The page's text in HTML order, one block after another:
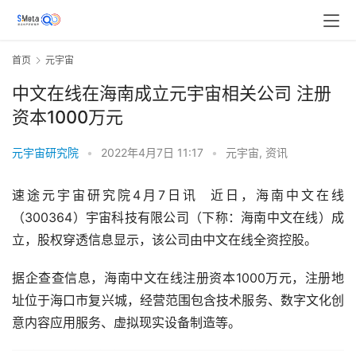
首页 元宇宙
中文在线在海南成立元宇宙相关公司 注册
资本1000万元
元宇宙研究院 • 2022年4月7日 11:17 • 元宇宙, 资讯
速途元宇宙研究院4月7日讯  近日，海南中文在线
（300364）宇宙科技有限公司（下称：海南中文在线）成
立，股权穿透信息显示，该公司由中文在线全资控股。
据企查查信息，海南中文在线注册资本1000万元，注册地
址位于海口市复兴城，经营范围包含技术服务、数字文化创
意内容应用服务、虚拟现实设备制造等。